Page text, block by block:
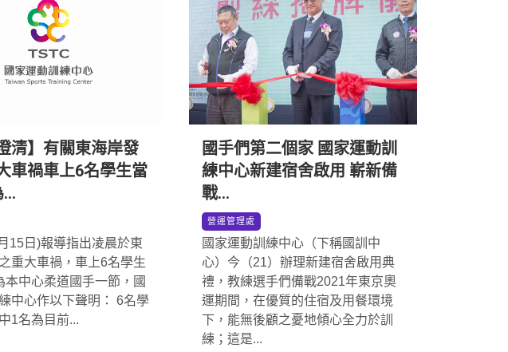
清】有關東海岸發
車禍車上6名學生當
15日)報導指出凌晨於東
重大車禍，車上6名學生
本中心柔道國手一節，國
中心作以下聲明： 6名學
1名為目前...
國手們第二個家 國家運動訓
練中心新建宿舍啟用 嶄新備
戰...
營運管理處 *
國家運動訓練中心（下稱國訓中
心）今（21）辦理新建宿舍啟用典
禮，教練選手們備戰2021年東京奧
運期間，在優質的住宿及用餐環境
下，能無後顧之憂地傾心全力於訓
練；這是...